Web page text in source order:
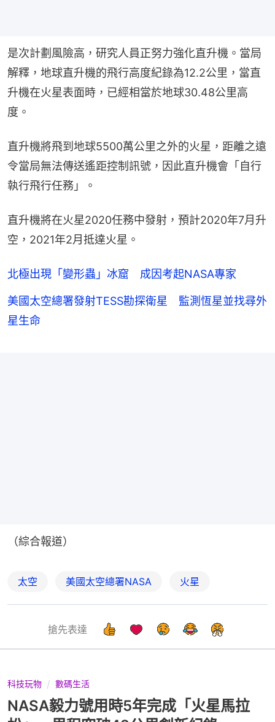
是次計劃風險高，研究人員正努力強化直升機。當局
解釋，地球直升機的飛行高度紀錄為12.2公里，當直
升機在火星表面時，已經相當於地球30.48公里高
度。
直升機將飛到地球5500萬公里之外的火星，距離之遠
令當局無法傳送遙距控制訊號，因此直升機會「自行
執行飛行任務」。
直升機將在火星2020任務中發射，預計2020年7月升
空，2021年2月抵達火星。
北極出現「變形蟲」冰窟 成因考起NASA專家
美國太空總署發射TESS勘探衛星 監測恆星並找尋外
星生命
（綜合報道）
太空 美國太空總署NASA 火星
搶先表達
科技玩物 數碼生活
NASA毅力號用時5年完成「火星馬拉